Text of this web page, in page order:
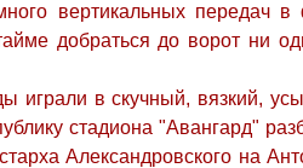
вертикальных передач в
добраться до ворот ни
играли в скучный, вязкий,
стадиона "Авангард"
Александровского на